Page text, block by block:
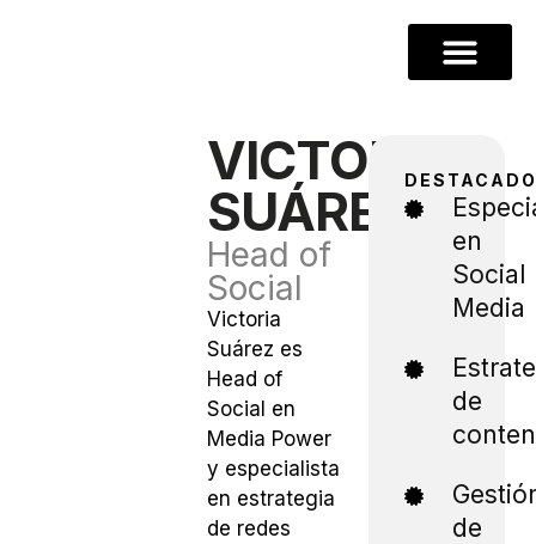
VICTORIA
SUÁREZ
Head of
Social
Victoria
Suárez es
Head of
Social en
Media Power
y especialista
en estrategia
de redes
DESTACADO
en
Social
Media
de
de